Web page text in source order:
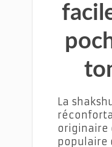
La
originaire
populaire